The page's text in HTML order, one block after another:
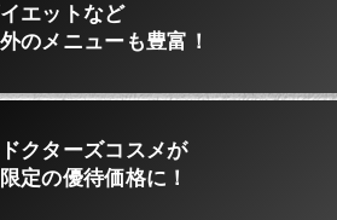
エットなど
のメニューも豊富！
クターズコスメが
定の優待価格に！